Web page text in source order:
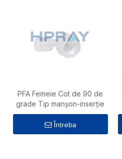
PFA Femeie Cot de 90 de
grade Tip manșon-inserție
Întreba